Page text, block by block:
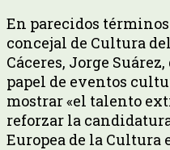
En parecidos
concejal de Cultura
Cáceres, Jorge
papel de eventos
mostrar «el talento
reforzar la
Europea de la Cultura